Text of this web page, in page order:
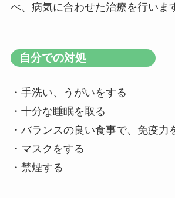
べ、病気に合わせた治療を行いま
自分での対処
・手洗い、うがいをする
・十分な睡眠を取る
・バランスの良い食事で、免疫力
・マスクをする
・禁煙する